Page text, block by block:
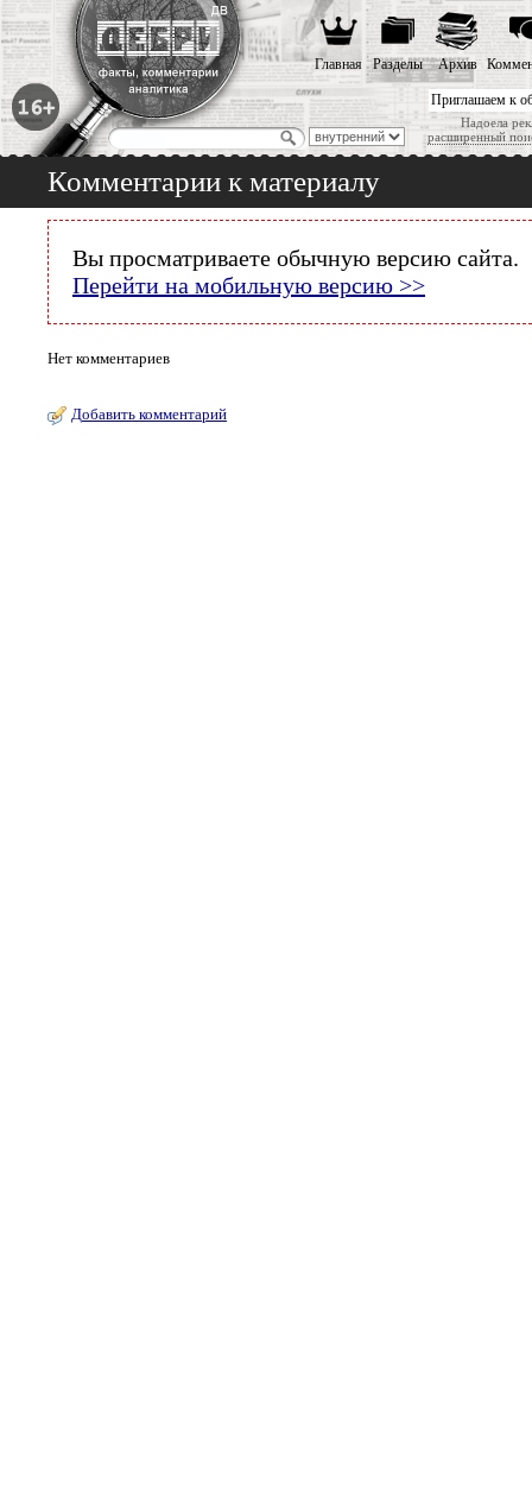
Приглашаем к
Надоела
расширенный
Главная Разделы Архив
Комментарии к материалу
Вы просматриваете обычную версию сайта.
Перейти на мобильную версию >>
Нет комментариев
Добавить комментарий